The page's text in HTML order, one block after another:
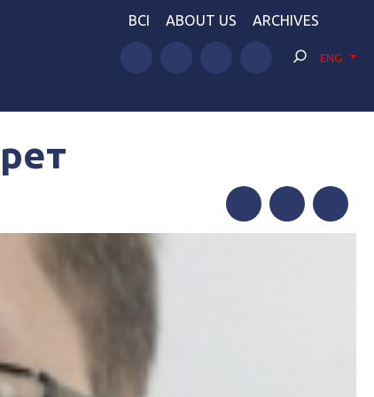
BCI ABOUT US ARCHIVES
ENG